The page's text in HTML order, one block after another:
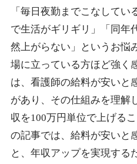
「毎日夜勤までこなして
で生活がギリギリ」「同年
然上がらない」というお悩
場に立っている方ほど強く
は、看護師の給料が安いと
があり、その仕組みを理解
収を100万円単位で上げる
の記事では、給料が安いと
と、年収アップを実現する